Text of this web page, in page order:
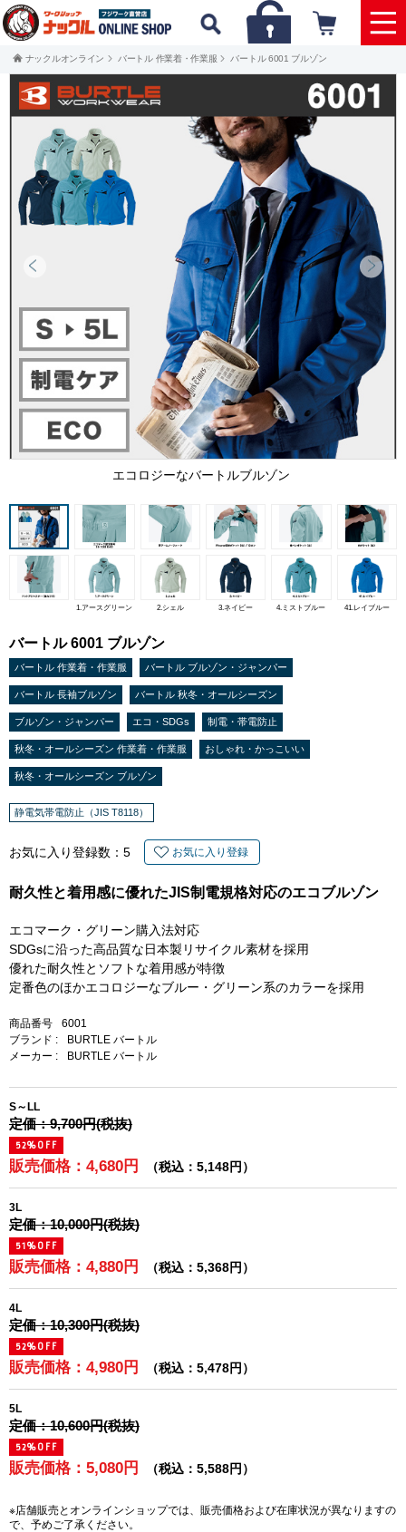
ナックルオンライン バートル 作業着・作業服 バートル 6001 ブルゾン
エコロジーなバートルブルゾン
1.アースグリーン 2.シェル 3.ネイビー 4.ミストブルー 41.レイブルー
バートル 6001 ブルゾン
バートル 作業着・作業服 バートル ブルゾン・ジャンパー
バートル 長袖ブルゾン バートル 秋冬・オールシーズン
ブルゾン・ジャンパー エコ・SDGs 制電・帯電防止
秋冬・オールシーズン 作業着・作業服 おしゃれ・かっこいい
秋冬・オールシーズン ブルゾン
静電気帯電防止（JIS T8118）
お気に入り登録数： 5 お気に入り登録
耐久性と着用感に優れたJIS制電規格対応のエコブルゾン
エコマーク・グリーン購入法対応
SDGsに沿った高品質な日本製リサイクル素材を採用
優れた耐久性とソフトな着用感が特徴
定番色のほかエコロジーなブルー・グリーン系のカラーを採用
商品番号
6001
ブランド :
BURTLE バートル
メーカー :
BURTLE バートル
S～LL
定価：9,700円(税抜)
52%OFF
販売価格：4,680円 （税込：5,148円）
3L
定価：10,000円(税抜)
51%OFF
販売価格：4,880円 （税込：5,368円）
4L
定価：10,300円(税抜)
52%OFF
販売価格：4,980円 （税込：5,478円）
5L
定価：10,600円(税抜)
52%OFF
販売価格：5,080円 （税込：5,588円）
※店舗販売とオンラインショップでは、販売価格および在庫状況が異なりますの
で、予めご了承ください。